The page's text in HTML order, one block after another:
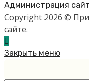
Администрация
Copyright 2026 ©
сайте.
Закрыть меню